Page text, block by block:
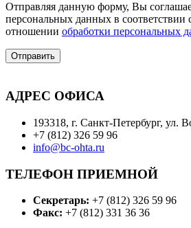
Отправляя данную форму, Вы
персональных данных в соответствии
отношении обработки персональных
Отправить
АДРЕС ОФИСА
193318, г. Санкт-Петербург, ул.
+7 (812) 326 59 96
info@bc-ohta.ru
ТЕЛЕФОН ПРИЕМНОЙ
Секретарь: +7 (812) 326 59 96
Факс: +7 (812) 331 36 36